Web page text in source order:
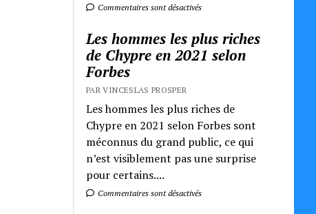
Commentaires sont désactivés
Les hommes les plus riches
de Chypre en 2021 selon
Forbes
PAR VINCESLAS PROSPER
Les hommes les plus riches de
Chypre en 2021 selon Forbes sont
méconnus du grand public, ce qui
n’est visiblement pas une surprise
pour certains....
Commentaires sont désactivés